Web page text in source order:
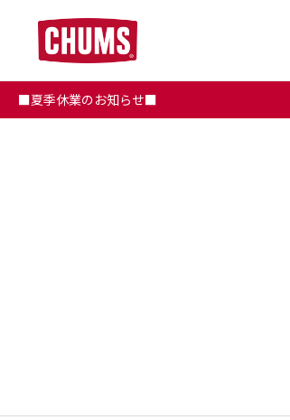
■夏季休業のお知らせ■